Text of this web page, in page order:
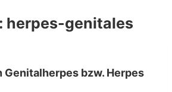
herpes-genitales
Genitalherpes bzw. Herpes